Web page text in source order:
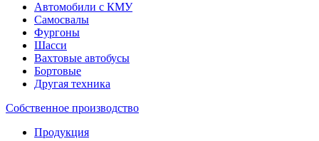
Автомобили с КМУ
Самосвалы
Фургоны
Шасси
Вахтовые автобусы
Бортовые
Другая техника
Собственное производство
Продукция